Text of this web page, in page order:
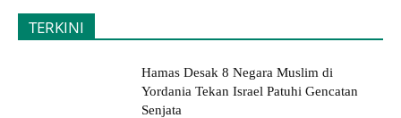
TERKINI
Hamas Desak 8 Negara Muslim di
Yordania Tekan Israel Patuhi Gencatan
Senjata